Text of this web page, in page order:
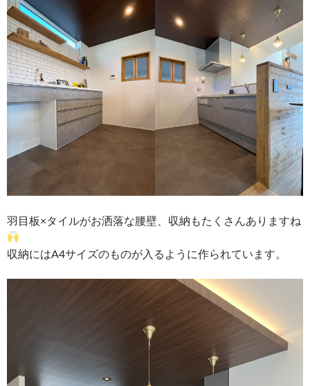
羽目板×タイルがお洒落な腰壁、収納もたくさんありますね
収納にはA4サイズのものが入るように作られています。